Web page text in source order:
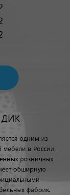
одним из
мебели в России.
розничных
обширную
фабрик.